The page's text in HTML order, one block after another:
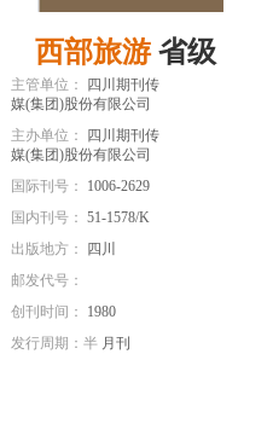
西部旅游省级
期刊
主管单位：
四川期刊传
媒(集团)股份有限公司
主办单位：
四川期刊传
媒(集团)股份有限公司
国际刊号：
1006-2629
国内刊号： 51-1578/K
出版地方：
四川
邮发代号：
创刊时间：
1980
发行周期：半 月刊